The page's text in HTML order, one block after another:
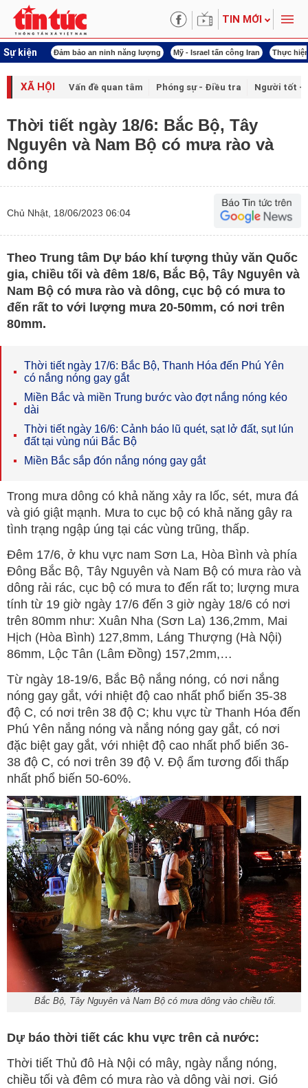
TIN MỚI
Sự kiện
lượng Mỹ - Israel tấn công Iran Thực hiện Nghị quyết 80 Thực hiện
XÃ HỘI Vấn đề quan tâm Phóng sự - Điều tra Người tốt -
Thời tiết ngày 18/6: Bắc Bộ, Tây
Nguyên và Nam Bộ có mưa rào và
dông
Chủ Nhật, 18/06/2023 06:04
Theo Trung tâm Dự báo khí tượng thủy văn Quốc
gia, chiều tối và đêm 18/6, Bắc Bộ, Tây Nguyên và
Nam Bộ có mưa rào và dông, cục bộ có mưa to
đến rất to với lượng mưa 20-50mm, có nơi trên
80mm.
Thời tiết ngày 17/6: Bắc Bộ, Thanh Hóa đến Phú Yên
có nắng nóng gay gắt
Miền Bắc và miền Trung bước vào đợt nắng nóng kéo
dài
Thời tiết ngày 16/6: Cảnh báo lũ quét, sạt lở đất, sụt lún
đất tại vùng núi Bắc Bộ
Miền Bắc sắp đón nắng nóng gay gắt
Trong mưa dông có khả năng xảy ra lốc, sét, mưa đá
và gió giật mạnh. Mưa to cục bộ có khả năng gây ra
tình trạng ngập úng tại các vùng trũng, thấp.
Đêm 17/6, ở khu vực nam Sơn La, Hòa Bình và phía
Đông Bắc Bộ, Tây Nguyên và Nam Bộ có mưa rào và
dông rải rác, cục bộ có mưa to đến rất to; lượng mưa
tính từ 19 giờ ngày 17/6 đến 3 giờ ngày 18/6 có nơi
trên 80mm như: Xuân Nha (Sơn La) 136,2mm, Mai
Hịch (Hòa Bình) 127,8mm, Láng Thượng (Hà Nội)
86mm, Lộc Tân (Lâm Đồng) 157,2mm,…
Từ ngày 18-19/6, Bắc Bộ nắng nóng, có nơi nắng
nóng gay gắt, với nhiệt độ cao nhất phổ biến 35-38
độ C, có nơi trên 38 độ C; khu vực từ Thanh Hóa đến
Phú Yên nắng nóng và nắng nóng gay gắt, có nơi
đặc biệt gay gắt, với nhiệt độ cao nhất phổ biến 36-
38 độ C, có nơi trên 39 độ V. Độ ẩm tương đối thấp
nhất phổ biến 50-60%.
Bắc Bộ, Tây Nguyên và Nam Bộ có mưa dông vào chiều tối.
Dự báo thời tiết các khu vực trên cả nước:
Thời tiết Thủ đô Hà Nội có mây, ngày nắng nóng,
chiều tối và đêm có mưa rào và dông vài nơi. Gió